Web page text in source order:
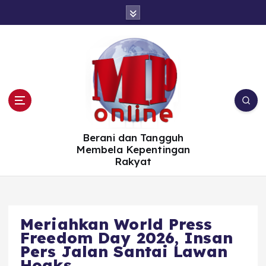
Berani dan Tangguh
Membela Kepentingan
Rakyat
Meriahkan World Press
Freedom Day 2026, Insan
Pers Jalan Santai Lawan